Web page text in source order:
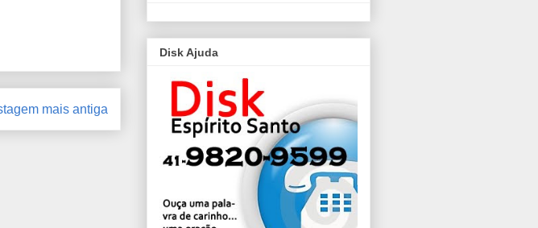
mais antiga
Disk Ajuda